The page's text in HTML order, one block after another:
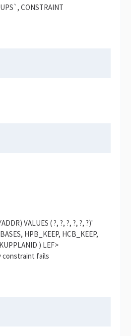
CONSTRAINT
VALUES ( ?, ?, ?, ?, ?, ?)'
HPB_KEEP, HCB_KEEP,
) LEF>
constraint fails